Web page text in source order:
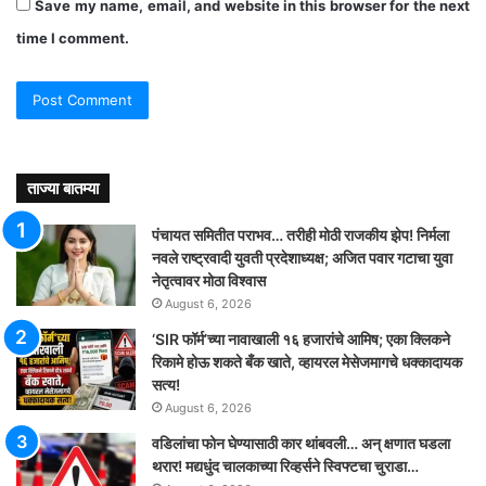
Save my name, email, and website in this browser for the next
time I comment.
ताज्या बातम्या
पंचायत समितीत पराभव… तरीही मोठी राजकीय झेप! निर्मला
नवले राष्ट्रवादी युवती प्रदेशाध्यक्ष; अजित पवार गटाचा युवा
नेतृत्वावर मोठा विश्वास
August 6, 2026
‘SIR फॉर्म’च्या नावाखाली १६ हजारांचे आमिष; एका क्लिकने
रिकामे होऊ शकते बँक खाते, व्हायरल मेसेजमागचे धक्कादायक
सत्य!
August 6, 2026
वडिलांचा फोन घेण्यासाठी कार थांबवली… अन् क्षणात घडला
थरार! मद्यधुंद चालकाच्या रिव्हर्सने स्विफ्टचा चुराडा…